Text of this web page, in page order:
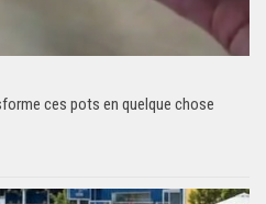
ces pots en quelque chose